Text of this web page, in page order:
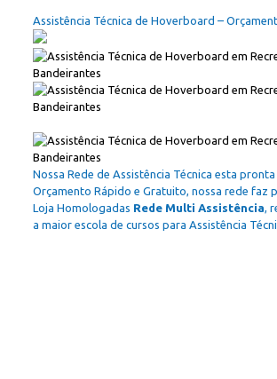
Assistência Técnica de Hoverboard –
Nossa Rede de Assistência Técnica esta
Orçamento Rápido e Gratuito, nossa rede faz
Loja Homologadas Rede Multi Assistência,
a maior escola de cursos para Assistência